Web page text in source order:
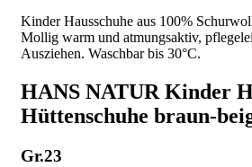
Kinder Hausschuhe aus 100%
Mollig warm und atmungsaktiv,
Ausziehen. Waschbar bis 30°C.
HANS NATUR Kinder
Hüttenschuhe braun-
Gr.23